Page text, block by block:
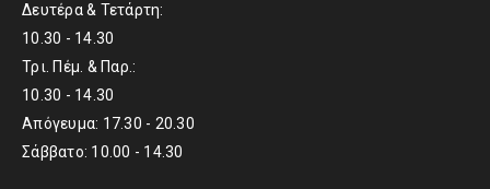
Δευτέρα & Τετάρτη:
10.30 - 14.30
Τρι. Πέμ. & Παρ.:
10.30 - 14.30
Απόγευμα: 17.30 - 20.30
Σάββατο: 10.00 - 14.30